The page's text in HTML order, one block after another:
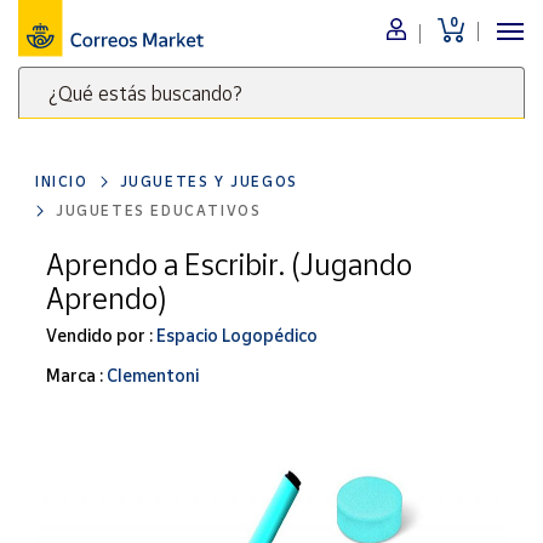
0
¿Qué estás buscando?
clave
para
buscar
productos
Correos
Market
Menú
Nuestro
catálogo
Alimentación
Ocio y cultura
Juguetes y
juegos
Libros y
INICIO
JUGUETES Y JUEGOS
JUGUETES EDUCATIVOS
Aprendo a Escribir. (Jugando
Aprendo)
Vendido por : Espacio Logopédico
Marca : Clementoni